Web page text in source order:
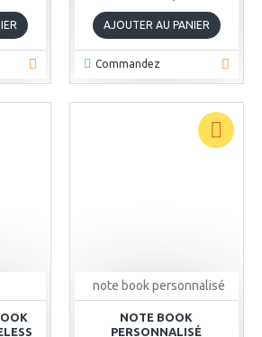
AJOUTER AU PANIER
Commandez
note book personnalisé
NOTE BOOK
PERSONNALISÉ